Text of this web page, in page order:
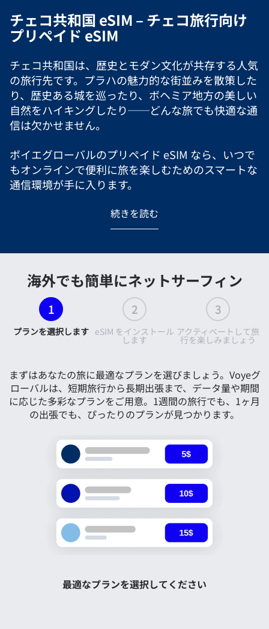
チェコ共和国 eSIM – チェコ旅行向け
プリペイド eSIM
チェコ共和国は、歴史とモダン文化が共存する人気
の旅行先です。プラハの魅力的な街並みを散策した
り、歴史ある城を巡ったり、ボヘミア地方の美しい
自然をハイキングしたり──どんな旅でも快適な通
信は欠かせません。
ボイエグローバルのプリペイド eSIM なら、いつで
もオンラインで便利に旅を楽しむためのスマートな
通信環境が手に入ります。
続きを読む
海外でも簡単にネットサーフィン
1
プランを選択します
2
eSIM をインストール
します
3
アクティベートして旅
行を楽しみましょう
まずはあなたの旅に最適なプランを選びましょう。Voyeグ
ローバルは、短期旅行から長期出張まで、データ量や期間
に応じた多彩なプランをご用意。1週間の旅行でも、1ヶ月
の出張でも、ぴったりのプランが見つかります。
最適なプランを選択してください